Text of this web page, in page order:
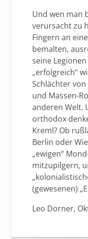
Und wen man
verursacht zu
Fingern an
bemalten,
seine
„erfolgreich“
Schlächter
und Massen-
anderen Welt.
orthodox
Kreml? Ob
Berlin oder
„ewigen“
mitzupilgern,
(gewesenen)
Leo Dorner,